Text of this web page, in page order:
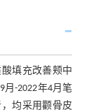
填充改善颊中
-2022年4月笔
均采用颧骨皮